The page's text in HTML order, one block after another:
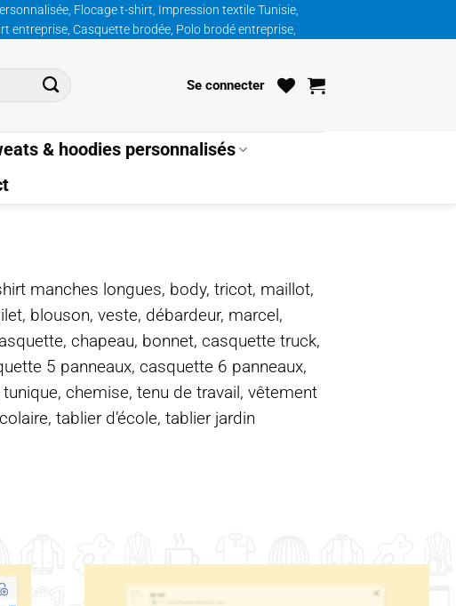
Flocage t-shirt, Impression textile Tunisie,
entreprise, Casquette brodée, Polo brodé entreprise,
Se connecter
& hoodies personnalisés
manches longues, body, tricot, maillot,
blouson, veste, débardeur, marcel,
chapeau, bonnet, casquette truck,
5 panneaux, casquette 6 panneaux,
chemise, tenu de travail, vêtement
tablier d’école, tablier jardin